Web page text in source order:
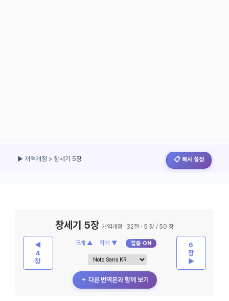
▶ 개역개정 > 창세기 5장 📋 복사 설정
◀
4
장
창세기 5장 개역개정 · 32절 · 5 장 / 50 장
크게 ▲ 작게 ▼ 집중 ON
＋ 다른 번역본과 함께 보기
6
장
▶